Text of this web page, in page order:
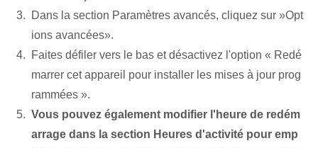
Dans la section⁢ Paramètres avancés, cliquez sur ⁣»Opt
ions avancées».
Faites défiler vers le bas et désactivez l'option « Redé
marrer⁤ cet appareil pour installer les mises à jour prog
rammées ».
Vous pouvez également modifier l'heure de redém
arrage dans la section Heures d'activité pour emp